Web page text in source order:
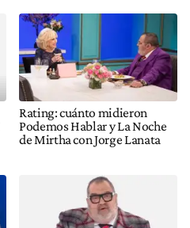
Rating: cuánto midieron
Podemos Hablar y La Noche
de Mirtha con Jorge Lanata